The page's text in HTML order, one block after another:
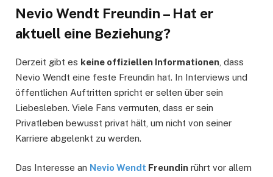
Nevio Wendt Freundin – Hat er
aktuell eine Beziehung?
Derzeit gibt es keine offiziellen Informationen , dass
Nevio Wendt eine feste Freundin hat. In Interviews und
öffentlichen Auftritten spricht er selten über sein
Liebesleben. Viele Fans vermuten, dass er sein
Privatleben bewusst privat hält, um nicht von seiner
Karriere abgelenkt zu werden.
Das Interesse an Nevio Wendt Freundin rührt vor allem